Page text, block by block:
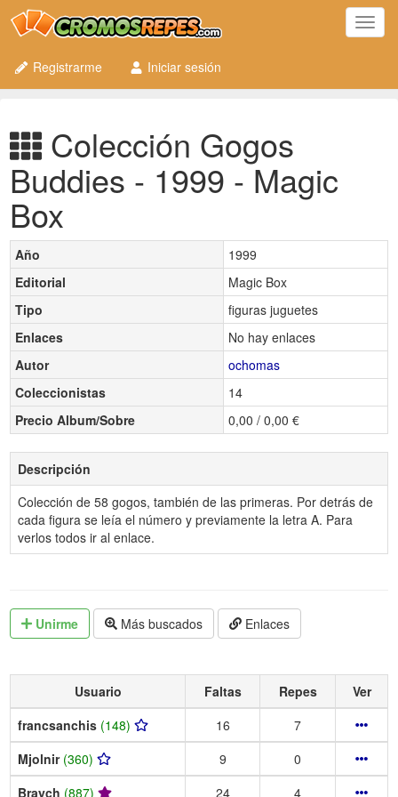
Registrarme
Iniciar sesión
Colección Gogos
Buddies - 1999 - Magic
Box
Año
1999
Editorial
Magic Box
Tipo
figuras juguetes
Enlaces
No hay enlaces
Autor
ochomas
Coleccionistas
14
Precio Album/Sobre
0,00 / 0,00 €
Descripción
Colección de 58 gogos, también de las primeras. Por detrás de
cada figura se leía el número y previamente la letra A. Para
verlos todos ir al enlace.
Unirme Más buscados Enlaces
Usuario Faltas Repes
Ver
francsanchis (148) 16
7
Mjolnir (360) 9
0
Braych (887) 24 4